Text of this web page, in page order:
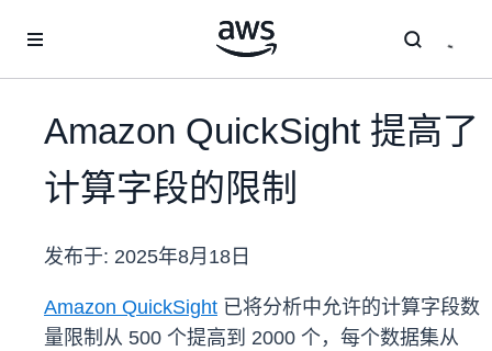
Amazon QuickSight 提高了
计算字段的限制
发布于: 2025年8月18日
Amazon QuickSight 已将分析中允许的计算字段数
量限制从 500 个提高到 2000 个，每个数据集从